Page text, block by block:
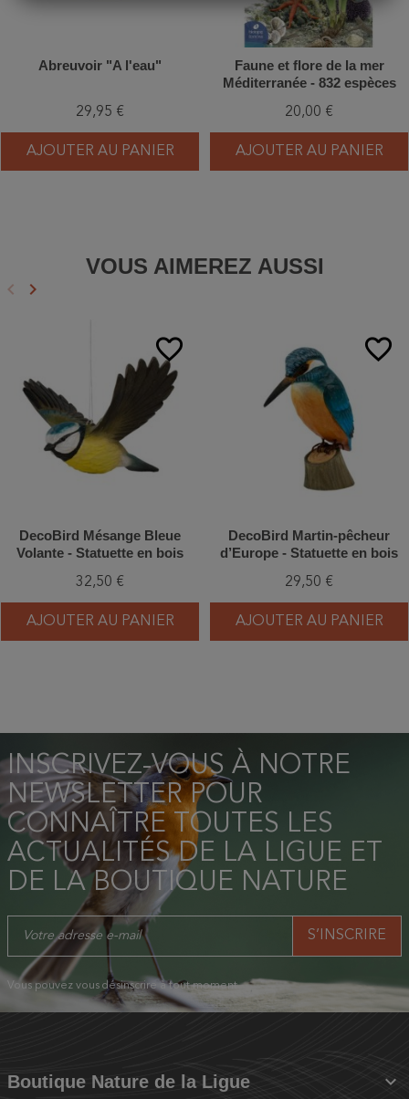
Abreuvoir "A l'eau"
29,95 €
AJOUTER AU PANIER
Faune et flore de la mer
Méditerranée - 832 espèces
20,00 €
AJOUTER AU PANIER
VOUS AIMEREZ AUSSI
Précédent
keyboard_arrow_left Suivant
keyboard_arrow_right
favorite_border
DecoBird Mésange Bleue
Volante - Statuette en bois
32,50 €
AJOUTER AU PANIER
favorite_border
DecoBird Martin-pêcheur
d’Europe - Statuette en bois
29,50 €
AJOUTER AU PANIER
INSCRIVEZ-VOUS À NOTRE
NEWSLETTER POUR
CONNAÎTRE TOUTES LES
ACTUALITÉS DE LA LIGUE ET
DE LA BOUTIQUE NATURE
Vous pouvez vous désinscrire à tout moment.
Boutique Nature de la Ligue 